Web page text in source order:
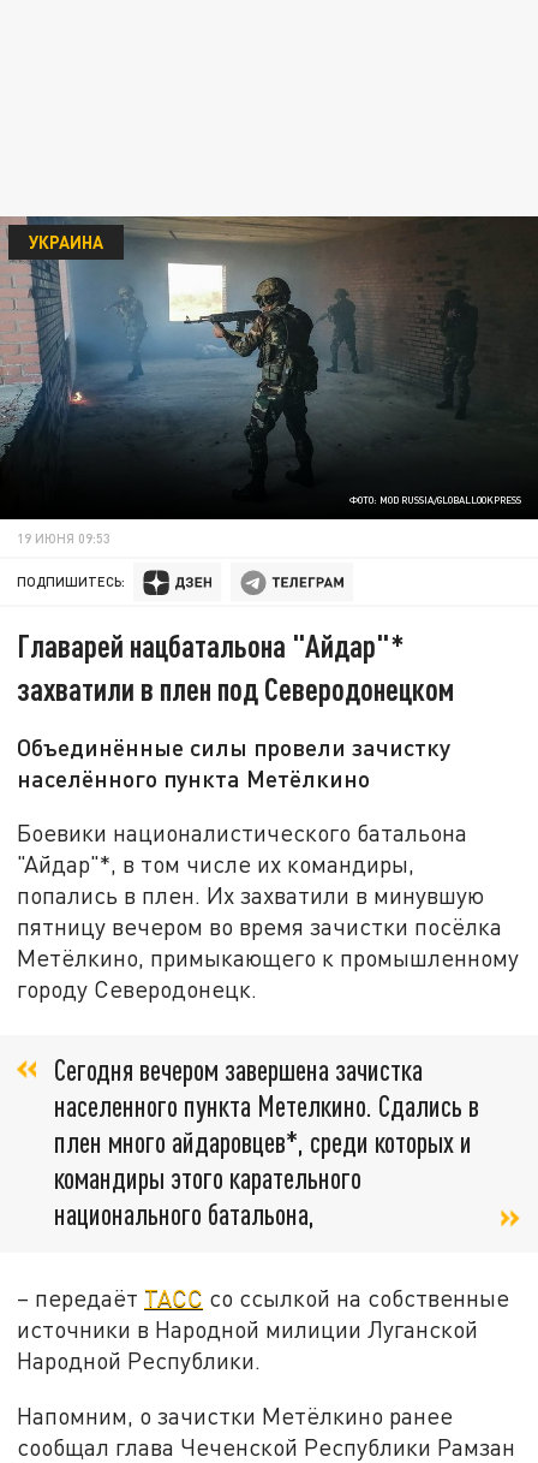
ФОТО: MOD RUSSIA/GLOBALLOOKPRESS
УКРАИНА
19 ИЮНЯ 09:53
ПОДПИШИТЕСЬ:
Главарей нацбатальона "Айдар"*
захватили в плен под Северодонецком
Объединённые силы провели зачистку
населённого пункта Метёлкино
Боевики националистического батальона
"Айдар"*, в том числе их командиры,
попались в плен. Их захватили в минувшую
пятницу вечером во время зачистки посёлка
Метёлкино, примыкающего к промышленному
городу Северодонецк.
Сегодня вечером завершена зачистка
населенного пункта Метелкино. Сдались в
плен много айдаровцев*, среди которых и
командиры этого карательного
национального батальона,
– передаёт ТАСС со ссылкой на собственные
источники в Народной милиции Луганской
Народной Республики.
Напомним, о зачистки Метёлкино ранее
сообщал глава Чеченской Республики Рамзан